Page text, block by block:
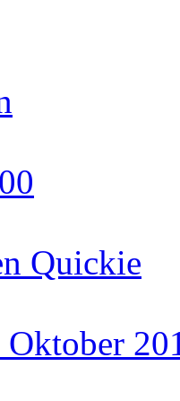
Quickie
Oktober